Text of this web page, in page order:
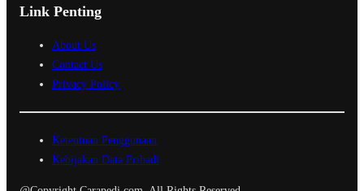
Link Penting
About Us
Contact Us
Privacy Policy
Ketentuan Penggunaan
Kebijakan Data Pribadi